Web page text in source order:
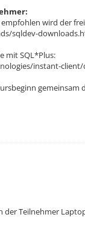
wird der
sqldev-
mit SQL*Plus:
instant-
gemeinsam
der Teilnehmer